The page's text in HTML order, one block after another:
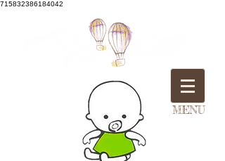
715832386184042
MENU